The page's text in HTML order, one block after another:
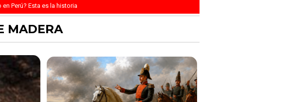
Perú? Esta es la historia
MADERA